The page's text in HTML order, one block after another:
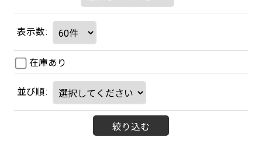
表示数:
在庫あり
並び順:
絞り込む